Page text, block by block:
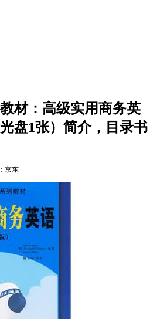
材：高级实用商务英
盘1张）简介，目录书
京东